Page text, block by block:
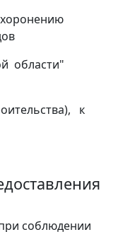
области"
к
соблюдении